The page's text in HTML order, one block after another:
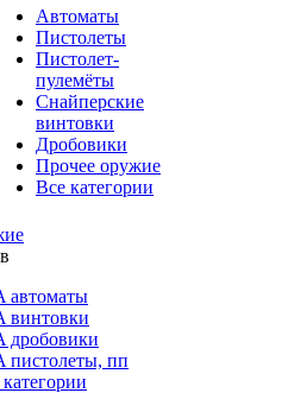
Автоматы
Пистолеты
Пистолет-
пулемёты
Снайперские
винтовки
Дробовики
Прочее оружие
Все категории
автоматы
винтовки
дробовики
пистолеты, пп